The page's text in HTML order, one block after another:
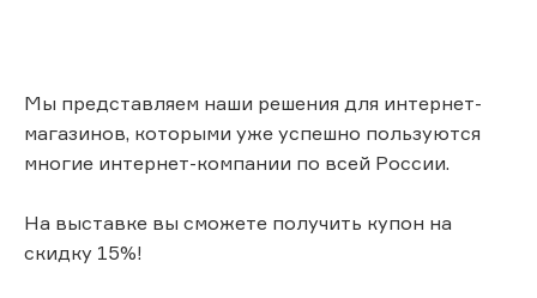
Мы представляем наши решения для интернет-
магазинов, которыми уже успешно пользуются
многие интернет-компании по всей России.
На выставке вы сможете получить купон на
скидку 15%!